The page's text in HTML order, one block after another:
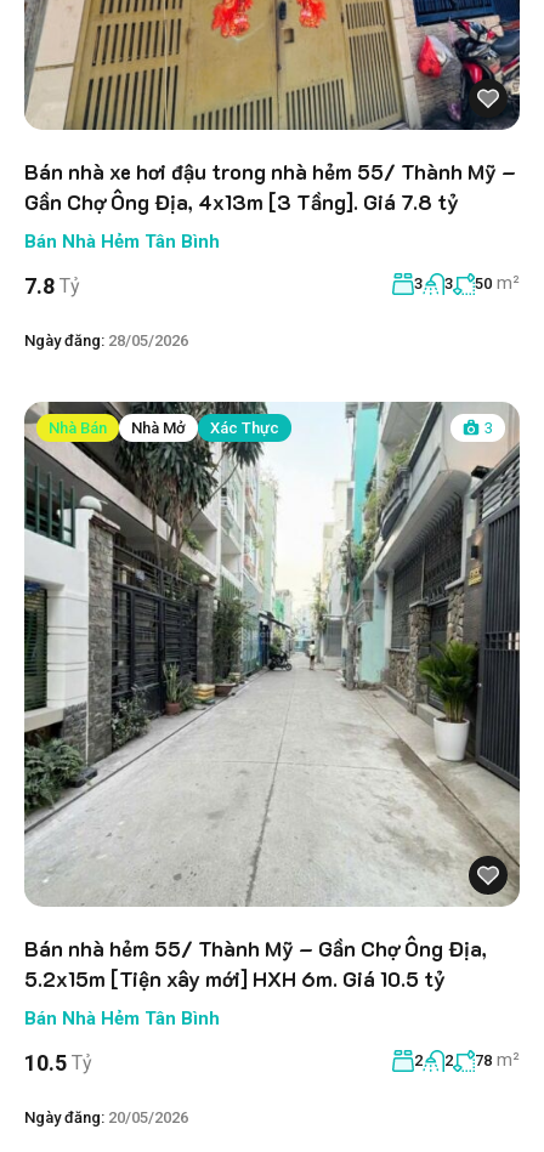
Bán nhà xe hơi đậu trong nhà hẻm 55/ Thành Mỹ –
Gần Chợ Ông Địa, 4x13m [3 Tầng]. Giá 7.8 tỷ
Bán Nhà Hẻm Tân Bình
7.8 Tỷ 3 3 50 m²
Ngày đăng: 28/05/2026
Nhà Bán Nhà Mở Xác Thực 3
Bán nhà hẻm 55/ Thành Mỹ – Gần Chợ Ông Địa,
5.2x15m [Tiện xây mới] HXH 6m. Giá 10.5 tỷ
Bán Nhà Hẻm Tân Bình
10.5 Tỷ 2 2 78 m²
Ngày đăng: 20/05/2026